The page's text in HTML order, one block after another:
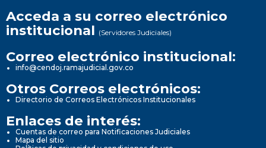
Acceda a su correo electrónico
institucional (Servidores Judiciales)
Correo electrónico institucional:
info@cendoj.ramajudicial.gov.co
Otros Correos electrónicos:
Directorio de Correos Electrónicos Institucionales
Enlaces de interés:
Cuentas de correo para Notificaciones Judiciales
Mapa del sitio